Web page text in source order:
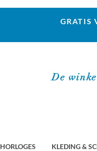
GRATIS
De
HORLOGES KLEDING &